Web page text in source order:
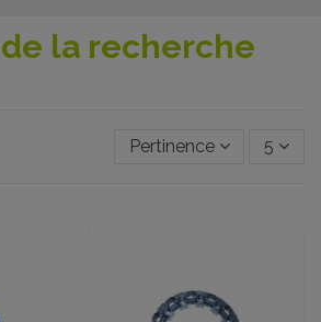
la recherche
Pertinence 5